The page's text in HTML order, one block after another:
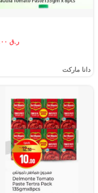
ر.ق ١٠.٠٠
دانا ماركت